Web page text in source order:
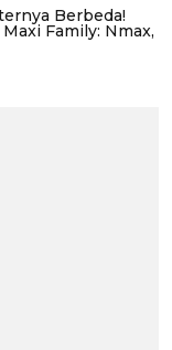
Berbeda!
Family: Nmax,